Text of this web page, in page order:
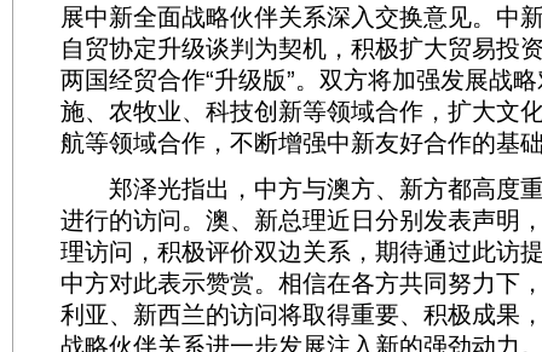
展中新全面战略伙伴关系深入交换意见。中
自贸协定升级谈判为契机，积极扩大贸易投
两国经贸合作“升级版”。双方将加强发展战
施、农牧业、科技创新等领域合作，扩大文
航等领域合作，不断增强中新友好合作的基
郑泽光指出，中方与澳方、新方都高度
进行的访问。澳、新总理近日分别发表声明
理访问，积极评价双边关系，期待通过此访
中方对此表示赞赏。相信在各方共同努力下
利亚、新西兰的访问将取得重要、积极成果
战略伙伴关系进一步发展注入新的强劲动力